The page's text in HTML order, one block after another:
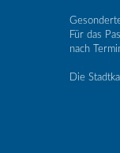
Für das
nach
Die